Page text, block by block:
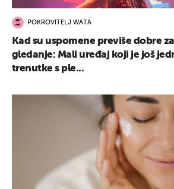
POKROVITELJ WATA
Kad su uspomene previše dobre
gledanje: Mali uređaj koji je još
trenutke s ple...